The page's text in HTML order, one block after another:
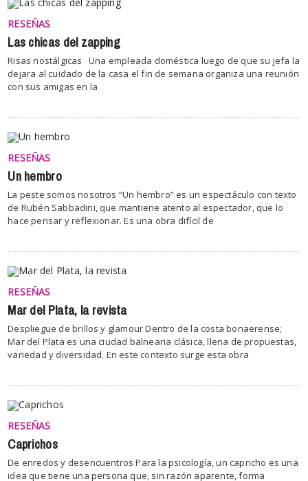
RESEÑAS
Las chicas del zapping
Risas nostálgicas Una empleada doméstica luego de que su jefa la
dejara al cuidado de la casa el fin de semana organiza una reunión
con sus amigas en la
RESEÑAS
Un hembro
La peste somos nosotros “Un hembro” es un espectáculo con texto
de Rubén Sabbadini, que mantiene atento al espectador, que lo
hace pensar y reflexionar. Es una obra difícil de
RESEÑAS
Mar del Plata, la revista
Despliegue de brillos y glamour Dentro de la costa bonaerense;
Mar del Plata es una ciudad balnearia clásica, llena de propuestas,
variedad y diversidad. En este contexto surge esta obra
RESEÑAS
Caprichos
De enredos y desencuentros Para la psicología, un capricho es una
idea que tiene una persona que, sin razón aparente, forma